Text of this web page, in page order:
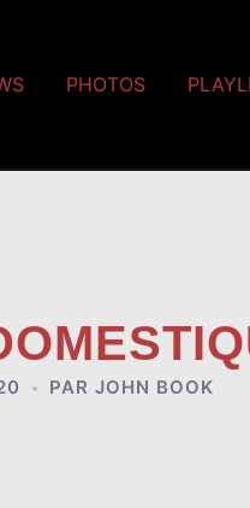
PHOTOS
PAR JOHN BOOK